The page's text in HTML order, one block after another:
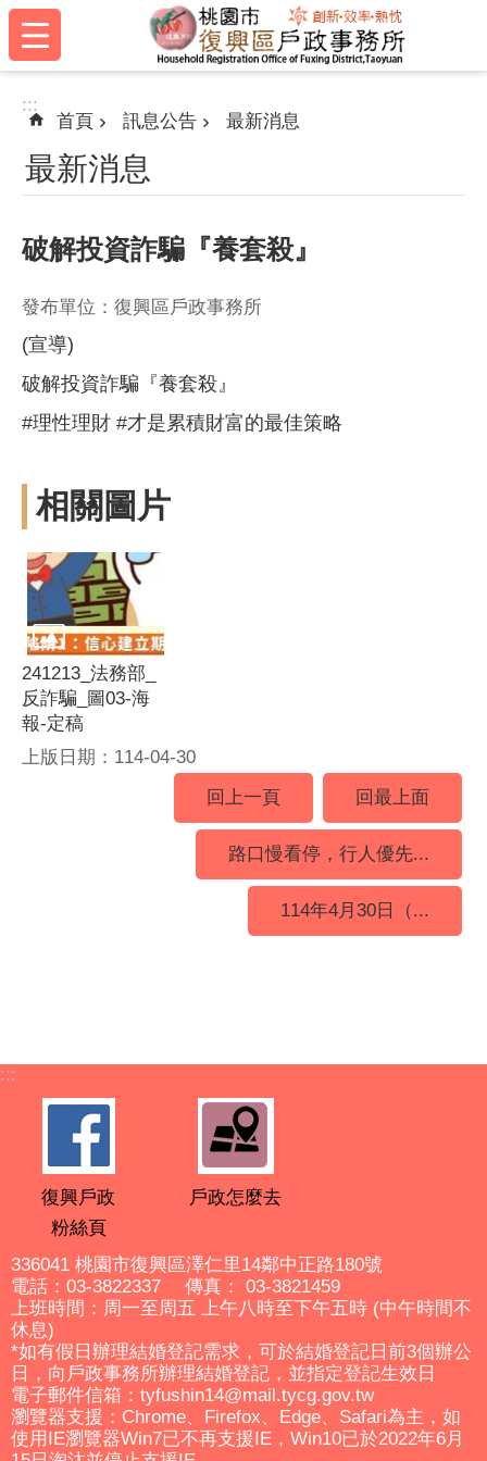
跳到主要內容區塊
:::
:::
首頁 訊息公告 最新消息
最新消息
破解投資詐騙『養套殺』
發布單位：復興區戶政事務所
(宣導)
破解投資詐騙『養套殺』
#理性理財 #才是累積財富的最佳策略
相關圖片
241213_法務部_
反詐騙_圖03-海
報-定稿
上版日期：114-04-30
回上一頁
回最上面
路口慢看停，行人優先...
114年4月30日（...
:::
復興戶政
粉絲頁
戶政怎麼去
336041 桃園市復興區澤仁里14鄰中正路180號
電話：03-3822337 傳真： 03-3821459
上班時間：周一至周五 上午八時至下午五時 (中午時間不
休息)
*如有假日辦理結婚登記需求，可於結婚登記日前3個辦公
日，向戶政事務所辦理結婚登記，並指定登記生效日
電子郵件信箱：tyfushin14@mail.tycg.gov.tw
瀏覽器支援：Chrome、Firefox、Edge、Safari為主，如
使用IE瀏覽器Win7已不再支援IE，Win10已於2022年6月